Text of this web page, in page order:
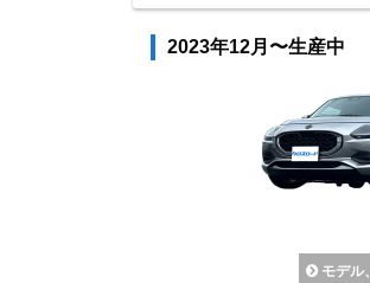
2023年12月〜生産中
モデル